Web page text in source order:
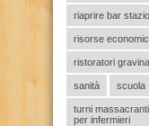
riaprire bar
risorse
ristoratori
sanità scuola
turni
per infermieri